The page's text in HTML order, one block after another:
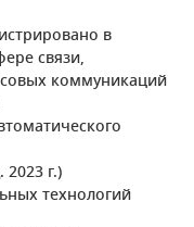
в
связи,
коммуникаций
г.)
технологий